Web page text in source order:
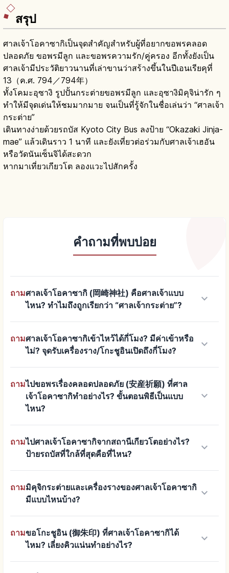
สรุป
ศาลเจ้าโอคาซากิเป็นจุดสำคัญสำหรับผู้ที่อยากขอพรคลอด
ปลอดภัย ขอพรมีลูก และขอพรความรัก/คู่ครอง อีกทั้งยังเป็น
ศาลเจ้ามีประวัติยาวนานที่เล่าขานว่าสร้างขึ้นในปีเอนเรียคุที่
13（ค.ศ. 794／794年）
ทั้งโคมะอุซางิ รูปปั้นกระต่ายขอพรมีลูก และอุซางิมิคุจิน่ารัก ๆ
ทำให้มีจุดเด่นให้ชมมากมาย จนเป็นที่รู้จักในชื่อเล่นว่า “ศาลเจ้า
กระต่าย”
เดินทางง่ายด้วยรถบัส Kyoto City Bus ลงป้าย “Okazaki Jinja-
mae” แล้วเดินราว 1 นาที และยังเที่ยวต่อร่วมกับศาลเจ้าเฮอัน
หรือวัดนันเซ็นจิได้สะดวก
หากมาเที่ยวเกียวโต ลองแวะไปสักครั้ง
คำถามที่พบบ่อย
ถามศาลเจ้าโอคาซากิ (岡崎神社) คือศาลเจ้าแบบ
ไหน? ทำไมถึงถูกเรียกว่า “ศาลเจ้ากระต่าย”?
keyboard_arrow_down
ถามศาลเจ้าโอคาซากิเข้าไหว้ได้กี่โมง? มีค่าเข้าหรือ
ไม่? จุดรับเครื่องราง/โกะชูอินเปิดถึงกี่โมง?
keyboard_arrow_down
ถามไปขอพรเรื่องคลอดปลอดภัย (安産祈願) ที่ศาล
เจ้าโอคาซากิทำอย่างไร? ขั้นตอนพิธีเป็นแบบ
ไหน?
keyboard_arrow_down
ถามไปศาลเจ้าโอคาซากิจากสถานีเกียวโตอย่างไร?
ป้ายรถบัสที่ใกล้ที่สุดคือที่ไหน?
keyboard_arrow_down
ถามมิคุจิกระต่ายและเครื่องรางของศาลเจ้าโอคาซากิ
มีแบบไหนบ้าง?
keyboard_arrow_down
ถามขอโกะชูอิน (御朱印) ที่ศาลเจ้าโอคาซากิได้
ไหม? เลี่ยงคิวแน่นทำอย่างไร?
keyboard_arrow_down